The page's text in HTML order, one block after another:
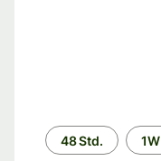
Zeitraum
48 Std. 1W